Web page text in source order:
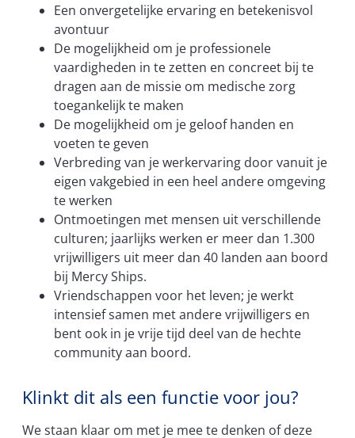
Een onvergetelijke ervaring en betekenisvol
avontuur
De mogelijkheid om je professionele
vaardigheden in te zetten en concreet bij te
dragen aan de missie om medische zorg
toegankelijk te maken
De mogelijkheid om je geloof handen en
voeten te geven
Verbreding van je werkervaring door vanuit je
eigen vakgebied in een heel andere omgeving
te werken
Ontmoetingen met mensen uit verschillende
culturen; jaarlijks werken er meer dan 1.300
vrijwilligers uit meer dan 40 landen aan boord
bij Mercy Ships.
Vriendschappen voor het leven; je werkt
intensief samen met andere vrijwilligers en
bent ook in je vrije tijd deel van de hechte
community aan boord.
Klinkt dit als een functie voor jou?
We staan klaar om met je mee te denken of deze